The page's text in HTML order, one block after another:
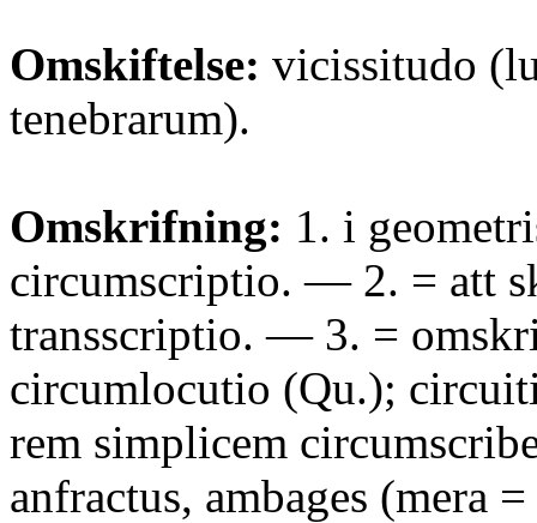
Omskiftelse: vicissitudo
tenebrarum).
Omskrifning: 1. i
circumscriptio. — 2. = att
transscriptio. — 3. =
circumlocutio (Qu.);
rem simplicem
anfractus, ambages (mera